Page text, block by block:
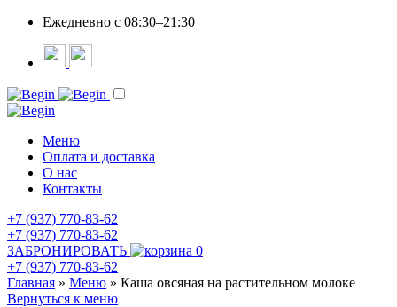
Ежедневно c 08:30–21:30
Меню
Оплата и доставка
О нас
Контакты
+7 (937) 770-83-62
+7 (937) 770-83-62
ЗАБРОНИРОВАТЬ
0
+7 (937) 770-83-62
Главная » Меню » Каша овсяная на растительном молоке
Вернуться к меню